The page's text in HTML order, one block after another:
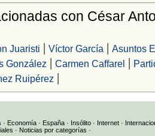
con César
Juaristi | Víctor García | Asuntos
González | Carmen Caffarel |
Ruipérez |
· Economía · España · Insólito · Internet ·
· Noticias por categorías ·